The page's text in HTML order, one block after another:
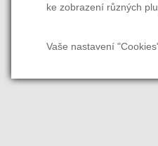
ke zobrazení různých
Vaše nastavení